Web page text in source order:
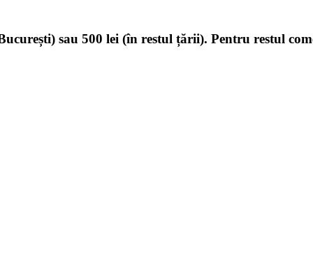
sau 500 lei (în restul țării). Pentru restul